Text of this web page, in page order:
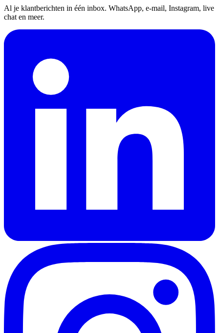
Al je klantberichten in één inbox. WhatsApp, e-mail, Instagram, live
chat en meer.